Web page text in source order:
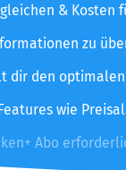
& Kosten
zu
dir den
wie
Abo